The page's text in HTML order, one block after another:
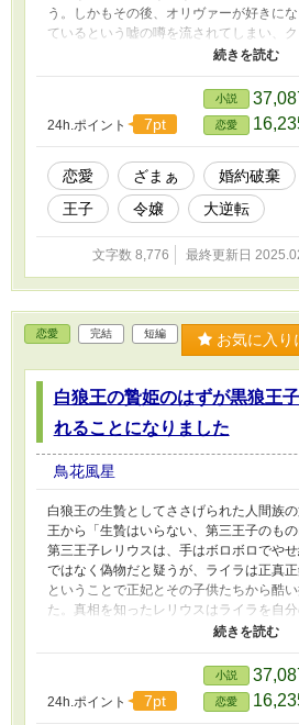
う。しかもその後、オリヴァーが好きに
ているという嘘の噂を流されてしまい、
ルを貼られてしまう。 上流貴族向けの舞
は、幼馴染で兄のように慕っていたギア
しくされたクレアは傷ついた心が癒され
いた貴族がギアルにその女は悪女だから
る。だが、ギアルはクレアを悪女ではない
しかも、クレアは知らなかったがギアル
て……。 大逆転の溺愛ハッピーエンドス
24h.ポイント 7pt
小説
恋愛
恋愛 ざまぁ 婚約破棄
王子
令嬢 大逆転
文字数 8,776 最終更新日
恋愛 完結 短編 お気に入り
白狼王の贄姫のはずが黒狼王
れることになりました
鳥花風星
白狼王の生贄としてささげられた人間族
王から「生贄はいらない、第三王子のもの
第三王子レリウスは、手はボロボロでや
ではなく偽物だと疑うが、ライラは正真
ということで正妃とその子供たちから酷
た。真相を知ったレリウスはライラを自分
いつも笑顔を絶やさず周囲の人間と馴染
リウスもいつの間にか大切に思うように
れないと分かるとなぜか黙り込んでしま
リウスは嫌なのだろうと思ったライラは
て……。 両片思いからのハッピーエンド
24h.ポイント 7pt
小説
恋愛